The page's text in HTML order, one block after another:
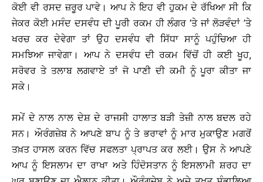
ਕੋਈ ਵੀ ਰਸਦ ਜ਼ਰੂਰ ਪਾਵੇ। ਆਪ ਨੇ ਇਹ ਵੀ ਹੁਕਮ ਦੇ ਰੱਖਿਆ ਸੀ ਕਿ
ਜੇਕਰ ਕੋਈ ਮਸੰਦ ਦਸਵੰਧ ਦੀ ਪੂਰੀ ਰਕਮ ਹੀ ਲੰਗਰ ’ਤੇ ਜਾਂ ਲੋੜਵੰਦਾਂ ’ਤੇ
ਖਰਚ ਕਰ ਦੇਵੇਗਾ ਤਾਂ ਉਹ ਦਸਵੰਧ ਵੀ ਸਿੱਧਾ ਸਾਨੂੰ ਪਹੁੰਚਿਆ ਹੀ
ਸਮਝਿਆ ਜਾਵੇਗਾ। ਆਪ ਨੇ ਦਸਵੰਧ ਦੀ ਰਕਮ ਵਿੱਚੋਂ ਹੀ ਕਈ ਖੂਹ,
ਸਰੋਵਰ ਤੇ ਤਲਾਬ ਲਗਵਾਏ ਤਾਂ ਜੋ ਪਾਣੀ ਦੀ ਕਮੀ ਨੂੰ ਪੂਰਾ ਕੀਤਾ ਜਾ
ਸਕੇ।
ਸਮੇਂ ਦੇ ਨਾਲ ਨਾਲ ਦੇਸ਼ ਦੇ ਰਾਜਸੀ ਹਾਲਾਤ ਬੜੀ ਤੇਜ਼ੀ ਨਾਲ ਬਦਲ ਰਹੇ
ਸਨ। ਔਰੰਗਜ਼ੇਬ ਨੇ ਆਪਣੇ ਬਾਪ ਨੂੰ ਤੇ ਭਰਾਵਾਂ ਨੂੰ ਮਾਰ ਮੁਕਾਉਣ ਮਗਰੋਂ
ਤਖ਼ਤ ਹਾਸਲ ਕਰਨ ਵਿੱਚ ਸਫਲਤਾ ਪ੍ਰਾਪਤ ਕਰ ਲਈ। ਉਸ ਨੇ ਆਪਣੇ
ਆਪ ਨੂੰ ਇਸਲਾਮ ਦਾ ਰਾਖਾ ਅਤੇ ਹਿੰਦੋਸਤਾਨ ਨੂੰ ਇਸਲਾਮੀ ਸ਼ਰਹ ਦਾ